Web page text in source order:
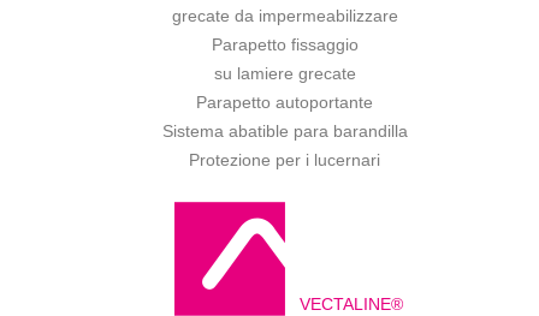
grecate da impermeabilizzare
Parapetto fissaggio
su lamiere grecate
Parapetto autoportante
Sistema abatible para barandilla
Protezione per i lucernari
VECTALINE®